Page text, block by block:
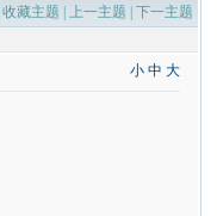
收藏主题 | 上一主题 | 下一主题
小 中 大